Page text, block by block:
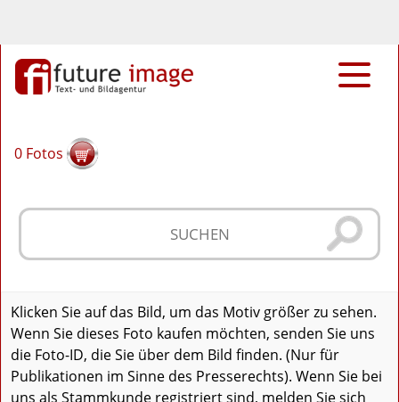
0 Fotos
Klicken Sie auf das Bild, um das Motiv größer zu sehen.
Wenn Sie dieses Foto kaufen möchten, senden Sie uns
die Foto-ID, die Sie über dem Bild finden. (Nur für
Publikationen im Sinne des Presserechts). Wenn Sie bei
uns als Stammkunde registriert sind, melden Sie sich